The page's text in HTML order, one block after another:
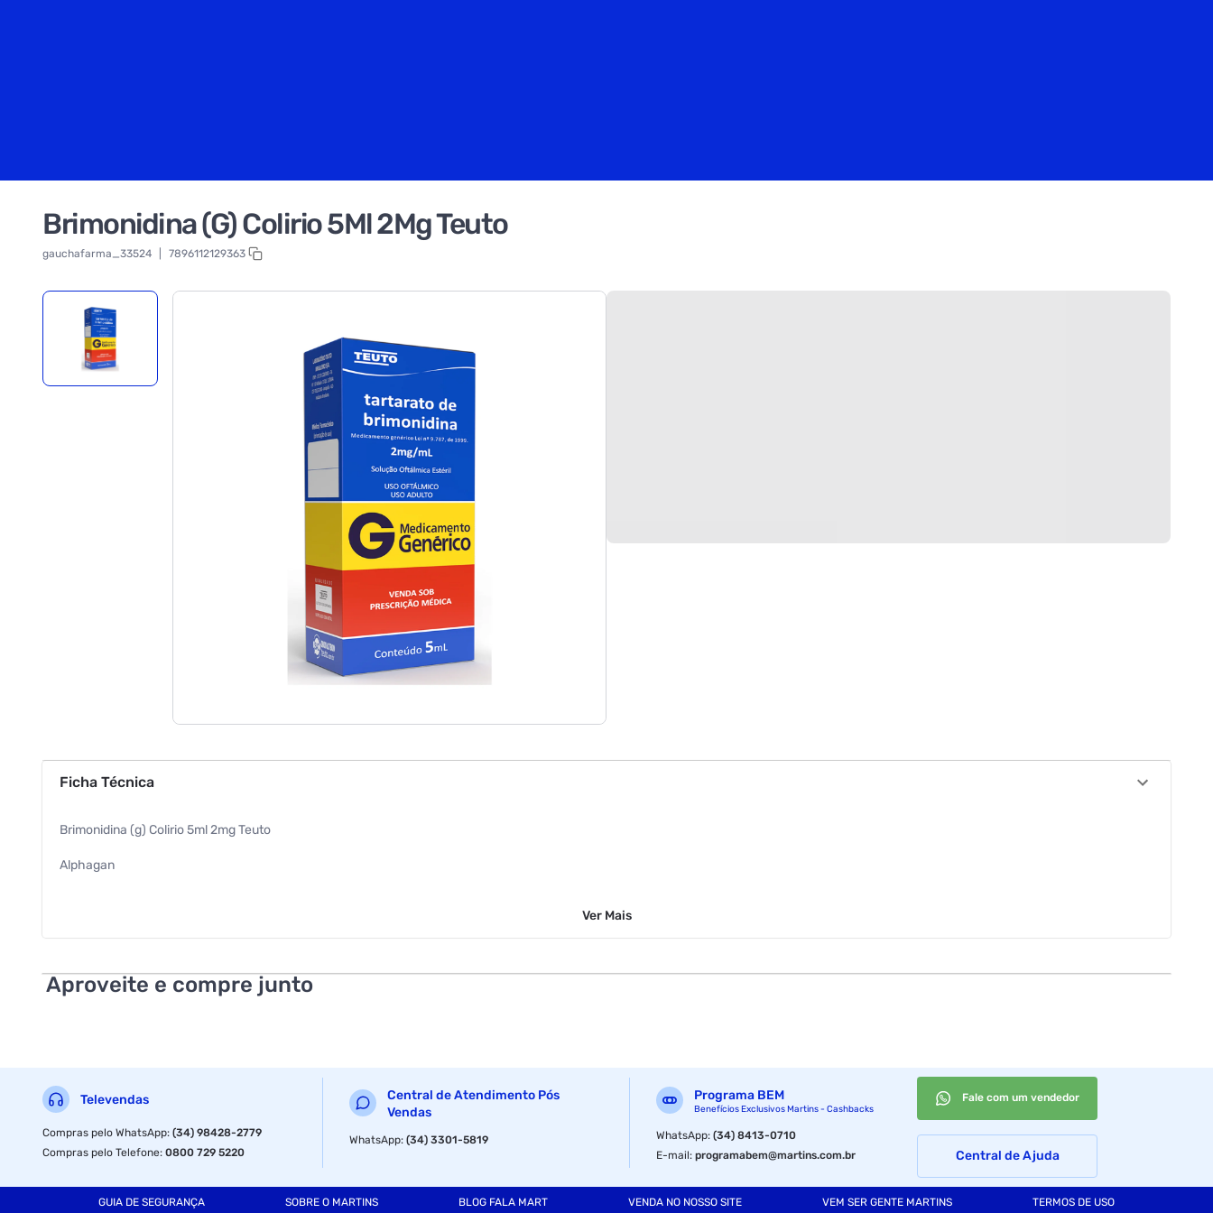
Brimonidina (G) Colirio 5Ml 2Mg Teuto
gauchafarma_33524 7896112129363
Ficha Técnica
Brimonidina (g) Colirio 5ml 2mg Teuto
Alphagan
5ml
Ver Mais
Aproveite e compre junto
Televendas
Compras pelo WhatsApp:(34) 98428-2779
Compras pelo Telefone:0800 729 5220
Central de Atendimento Pós
Vendas
WhatsApp:(34) 3301-5819
Programa BEM
Benefícios Exclusivos Martins - Cashbacks
WhatsApp:(34) 8413-0710
E-mail:programabem@martins.com.br
Fale com um vendedor
Central de Ajuda
GUIA DE SEGURANÇA SOBRE O MARTINS BLOG FALA MART VENDA NO NOSSO SITE VEM SER GENTE MARTINS TERMOS DE USO